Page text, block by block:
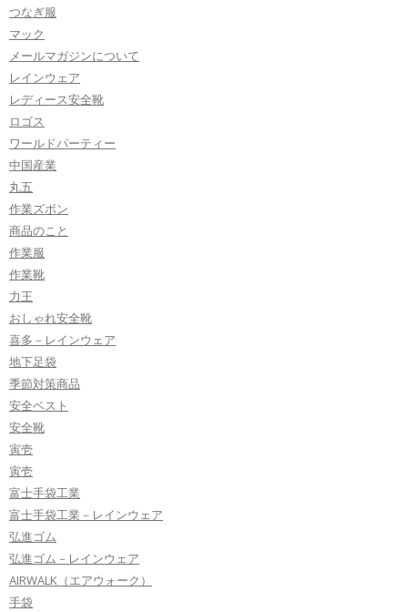
つなぎ服
マック
メールマガジンについて
レインウェア
レディース安全靴
ロゴス
ワールドパーティー
中国産業
丸五
作業ズボン
商品のこと
作業服
作業靴
力王
おしゃれ安全靴
喜多－レインウェア
地下足袋
季節対策商品
安全ベスト
安全靴
寅壱
寅壱
富士手袋工業
富士手袋工業－レインウェア
弘進ゴム
弘進ゴム－レインウェア
AIRWALK（エアウォーク）
手袋